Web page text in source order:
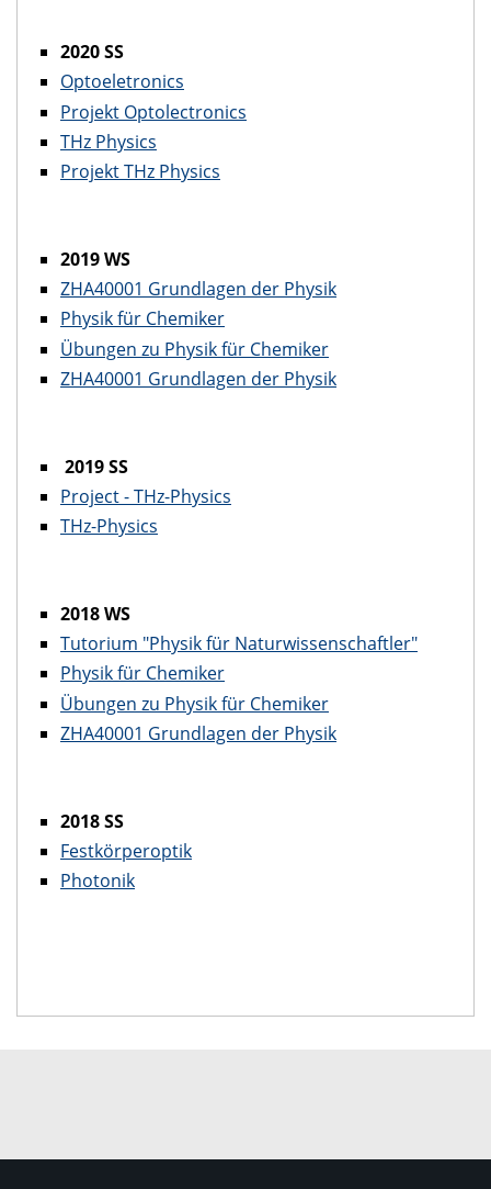
2020 SS
Optoeletronics
Projekt Optolectronics
THz Physics
Projekt THz Physics
2019 WS
ZHA40001 Grundlagen der Physik
Physik für Chemiker
Übungen zu Physik für Chemiker
ZHA40001 Grundlagen der Physik
2019 SS
Project - THz-Physics
THz-Physics
2018 WS
Tutorium "Physik für Naturwissenschaftler"
Physik für Chemiker
Übungen zu Physik für Chemiker
ZHA40001 Grundlagen der Physik
2018 SS
Festkörperoptik
Photonik